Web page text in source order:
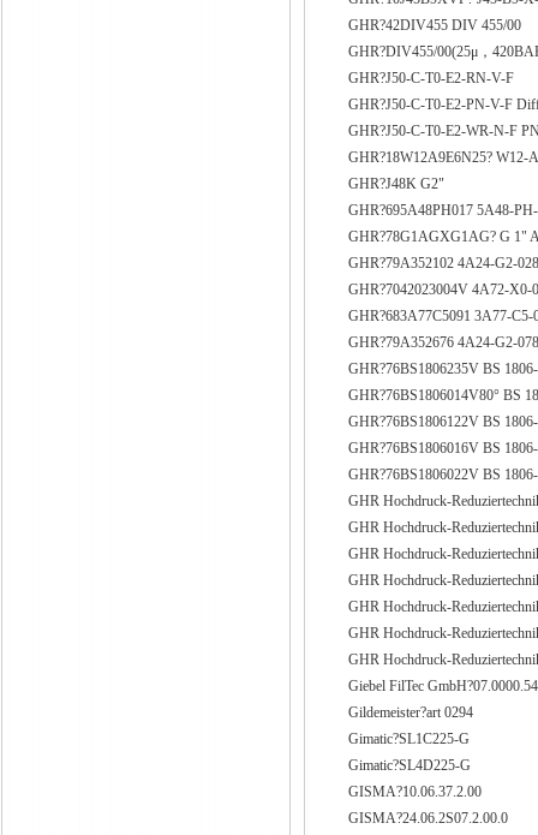
GHR?42DIV455 DIV 455/00
GHR?DIV455/00(25μ，
GHR?J50-C-T0-E2-RN-V-F
GHR?J50-C-T0-E2-PN-V-F
GHR?J50-C-T0-E2-WR-N-F
GHR?18W12A9E6N25? W12-
GHR?J48K G2"
GHR?695A48PH017 5A48-
GHR?78G1AGXG1AG? G 1"
GHR?79A352102 4A24-G2-
GHR?7042023004V 4A72-X0-
GHR?683A77C5091 3A77-C5-
GHR?79A352676 4A24-G2-
GHR?76BS1806235V BS
GHR?76BS1806014V80° BS
GHR?76BS1806122V BS
GHR?76BS1806016V BS
GHR?76BS1806022V BS
GHR Hochdruck-
GHR Hochdruck-
GHR Hochdruck-
GHR Hochdruck-
GHR Hochdruck-
GHR Hochdruck-
GHR Hochdruck-
Giebel FilTec
Gildemeister?art 0294
Gimatic?SL1C225-G
Gimatic?SL4D225-G
GISMA?10.06.37.2.00
GISMA?24.06.2S07.2.00.0